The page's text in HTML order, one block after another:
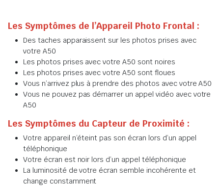
Les Symptômes de l’Appareil Photo Frontal :
Des taches apparaissent sur les photos prises avec
votre A50
Les photos prises avec votre A50 sont noires
Les photos prises avec votre A50 sont floues
Vous n’arrivez plus à prendre des photos avec votre A50
Vous ne pouvez pas démarrer un appel vidéo avec votre
A50
Les Symptômes du Capteur de Proximité :
Votre appareil n’éteint pas son écran lors d’un appel
téléphonique
Votre écran est noir lors d’un appel téléphonique
La luminosité de votre écran semble incohérente et
change constamment